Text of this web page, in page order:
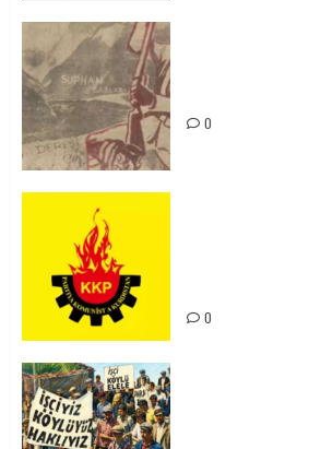
0
0